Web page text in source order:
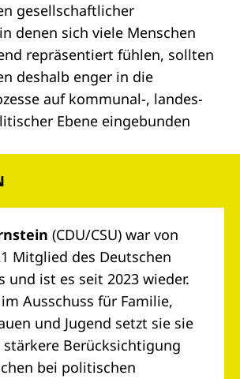
gesellschaftlicher
denen sich viele Menschen
repräsentiert fühlen, sollten
deshalb enger in die
auf kommunal-, landes-
Ebene eingebunden
(CDU/CSU) war von
Mitglied des Deutschen
und ist es seit 2023 wieder.
Ausschuss für Familie,
und Jugend setzt sie sie
Berücksichtigung
bei politischen